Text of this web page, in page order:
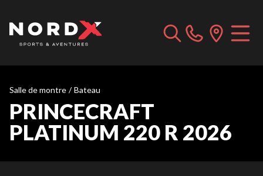
Salle de montre / Bateau
PRINCECRAFT
PLATINUM 220 R 2026